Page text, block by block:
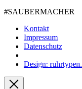
#SAUBER­MACHER
Kontakt
Impressum
Datenschutz
Design: ruhrtypen.